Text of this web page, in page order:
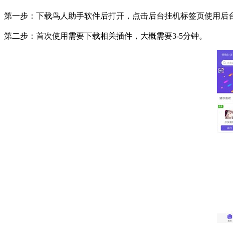
第一步：下载鸟人助手软件后打开，点击后台挂机标签页使用后
第二步：首次使用需要下载相关插件，大概需要3-5分钟。